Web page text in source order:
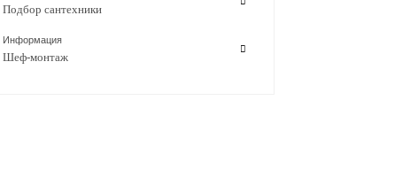
Подбор сантехники
Информация
Шеф-монтаж